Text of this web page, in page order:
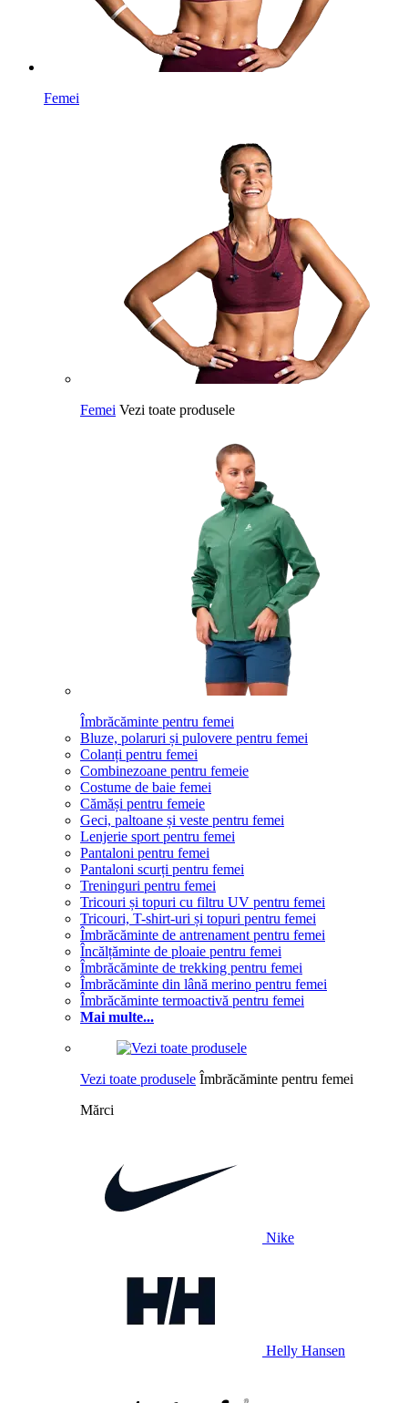
Femei
Femei Vezi toate produsele
Îmbrăcăminte pentru femei
Bluze, polaruri și pulovere pentru femei
Colanți pentru femei
Combinezoane pentru femeie
Costume de baie femei
Cămăși pentru femeie
Geci, paltoane și veste pentru femei
Lenjerie sport pentru femei
Pantaloni pentru femei
Pantaloni scurți pentru femei
Treninguri pentru femei
Tricouri și topuri cu filtru UV pentru femei
Tricouri, T-shirt-uri și topuri pentru femei
Îmbrăcăminte de antrenament pentru femei
Încălțăminte de ploaie pentru femei
Îmbrăcăminte de trekking pentru femei
Îmbrăcăminte din lână merino pentru femei
Îmbrăcăminte termoactivă pentru femei
Mai multe...
Vezi toate produsele Îmbrăcăminte pentru femei
Mărci
Nike
Helly Hansen